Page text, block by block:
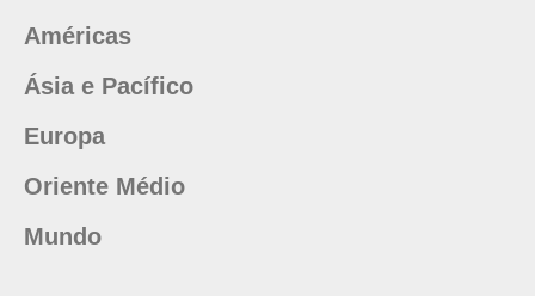
Américas
Ásia e Pacífico
Europa
Oriente Médio
Mundo